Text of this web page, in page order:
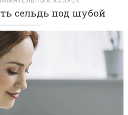
сельдь под шубой